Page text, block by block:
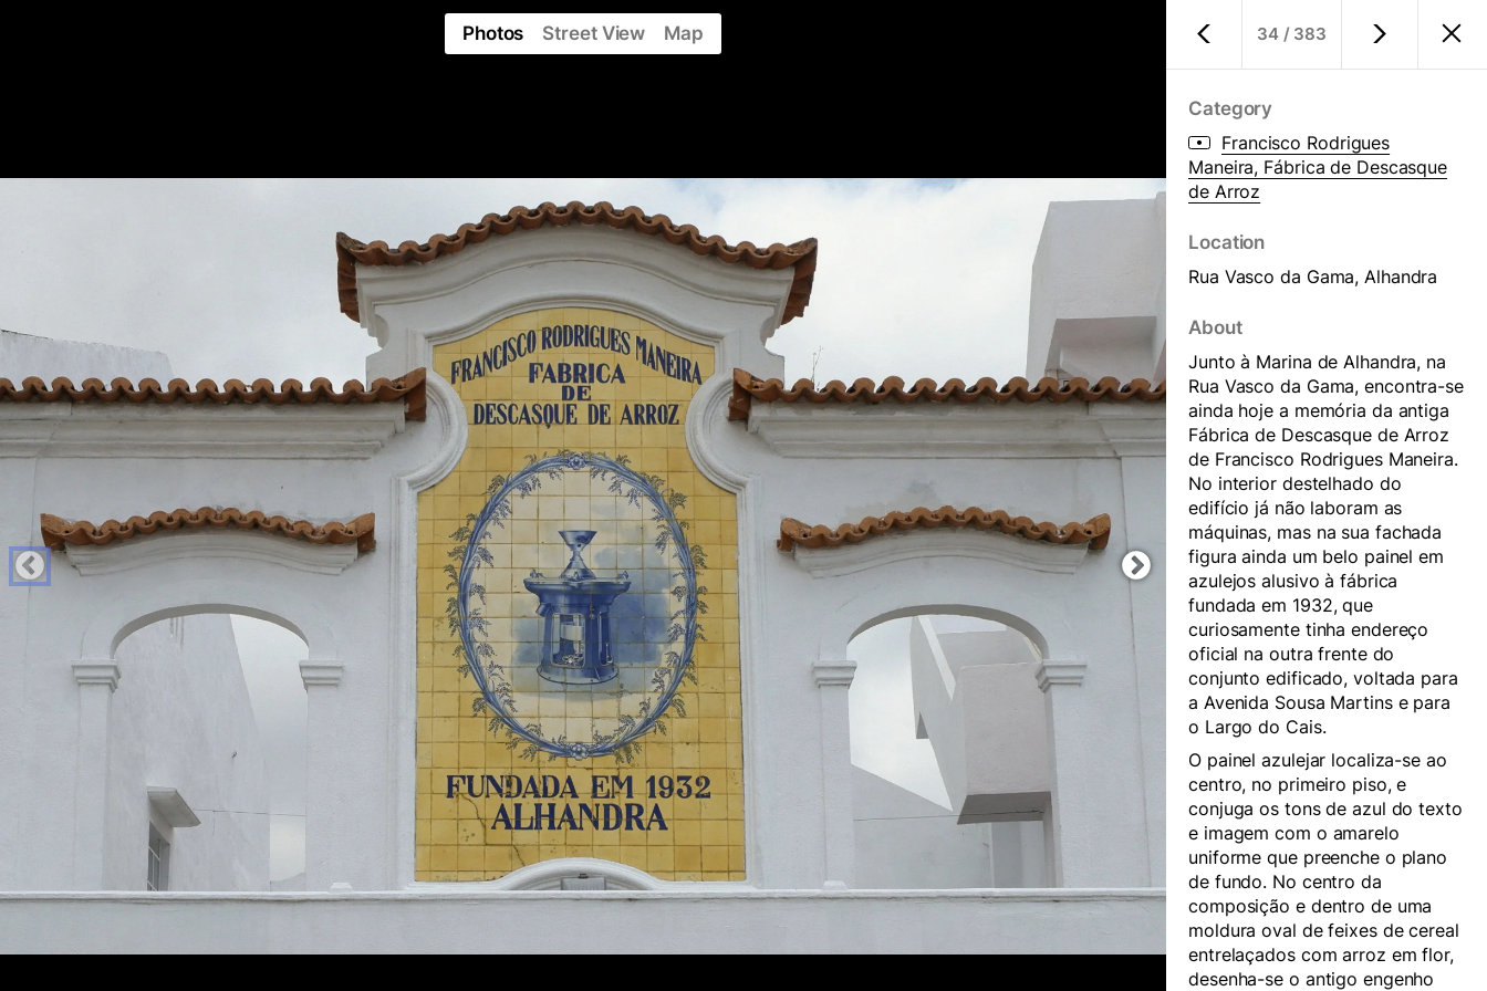
PT / EN
Photos Street View Map 34/ 383
Category
Francisco Rodrigues
Maneira, Fábrica de Descasque
de Arroz
Location
Rua Vasco da Gama, Alhandra
About
Junto à Marina de Alhandra, na
Rua Vasco da Gama, encontra-se
ainda hoje a memória da antiga
Fábrica de Descasque de Arroz
de Francisco Rodrigues Maneira.
No interior destelhado do
edifício já não laboram as
máquinas, mas na sua fachada
figura ainda um belo painel em
azulejos alusivo à fábrica
fundada em 1932, que
curiosamente tinha endereço
oficial na outra frente do
conjunto edificado, voltada para
a Avenida Sousa Martins e para
o Largo do Cais.
O painel azulejar localiza-se ao
centro, no primeiro piso, e
conjuga os tons de azul do texto
e imagem com o amarelo
uniforme que preenche o plano
de fundo. No centro da
composição e dentro de uma
moldura oval de feixes de cereal
entrelaçados com arroz em flor,
desenha-se o antigo engenho